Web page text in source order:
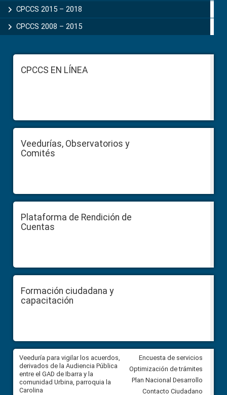
CPCCS 2015 – 2018
CPCCS 2008 – 2015
FooterCPCCS EN LÍNEA
Veedurías, Observatorios y
Comités
Plataforma de Rendición de
Cuentas
Formación ciudadana y
capacitación
Veeduría para vigilar los acuerdos,
derivados de la Audiencia Pública
entre el GAD de Ibarra y la
comunidad Urbina, parroquia la
Carolina
CPCCS convoca a Veeduría
Ciudadana para vigilar el
Encuesta de servicios
Optimización de trámites
Plan Nacional Desarrollo
Contacto Ciudadano